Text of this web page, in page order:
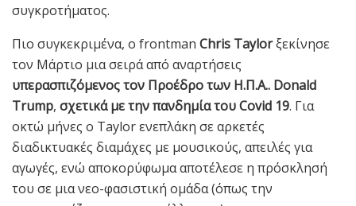
συγκροτήματος.
Πιο συγκεκριμένα, ο frontman Chris Taylorξεκίνησε
τον Μάρτιο μια σειρά από αναρτήσεις
υπερασπιζόμενος τον Προέδρο των Η.Π.Α.. Donald
Trump, σχετικά με την πανδημία τουCovid 19. Για
οκτώ μήνες ο Taylor ενεπλάκη σε αρκετές
διαδικτυακές διαμάχες με μουσικούς, απειλές για
αγωγές, ενώ αποκορύφωμα αποτέλεσε η πρόσκλησή
του σε μια νεο-φασιστική ομάδα (όπως την